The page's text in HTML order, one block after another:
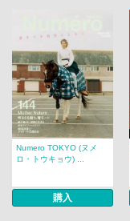
Numero TOKYO (ヌメ
ロ・トウキョウ) ...
購入